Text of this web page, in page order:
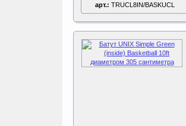
арт.: TRUCL8IN/BASKUCL